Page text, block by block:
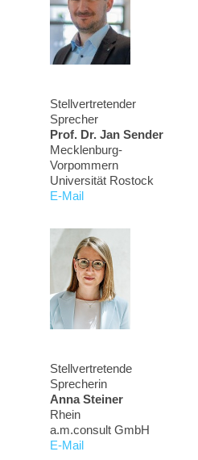
Stellvertretender
Sprecher
Prof. Dr. Jan Sender
Mecklenburg-
Vorpommern
Universität Rostock
E-Mail
Stellvertretende
Sprecherin
Anna Steiner
Rhein
a.m.consult GmbH
E-Mail